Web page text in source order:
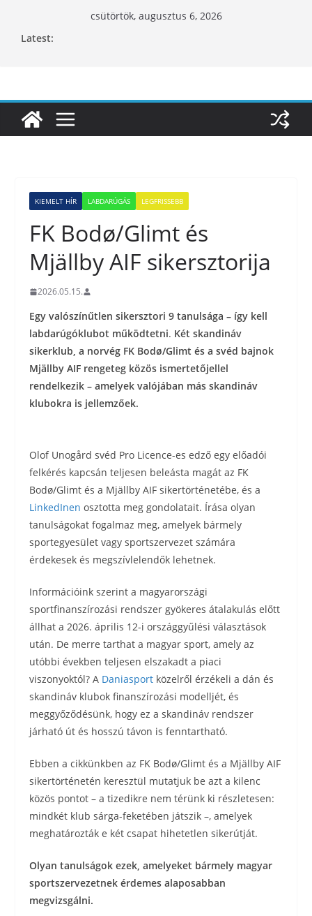
csütörtök, augusztus 6, 2026
Latest:
KIEMELT HÍR LABDARÚGÁS LEGFRISSEBB
FK Bodø/Glimt és
Mjällby AIF sikersztorija
2026.05.15.
Egy valószínűtlen sikersztori 9 tanulsága – így kell
labdarúgóklubot működtetni. Két skandináv
sikerklub, a norvég FK Bodø/Glimt és a svéd bajnok
Mjällby AIF rengeteg közös ismertetőjellel
rendelkezik – amelyek valójában más skandináv
klubokra is jellemzőek.
Olof Unogård svéd Pro Licence-es edző egy előadói
felkérés kapcsán teljesen beleásta magát az FK
Bodø/Glimt és a Mjällby AIF sikertörténetébe, és a
LinkedInen osztotta meg gondolatait. Írása olyan
tanulságokat fogalmaz meg, amelyek bármely
sportegyesület vagy sportszervezet számára
érdekesek és megszívlelendők lehetnek.
Információink szerint a magyarországi
sportfinanszírozási rendszer gyökeres átalakulás előtt
állhat a 2026. április 12-i országgyűlési választások
után. De merre tarthat a magyar sport, amely az
utóbbi években teljesen elszakadt a piaci
viszonyoktól? A Daniasport közelről érzékeli a dán és
skandináv klubok finanszírozási modelljét, és
meggyőződésünk, hogy ez a skandináv rendszer
járható út és hosszú távon is fenntartható.
Ebben a cikkünkben az FK Bodø/Glimt és a Mjällby AIF
sikertörténetén keresztül mutatjuk be azt a kilenc
közös pontot – a tizedikre nem térünk ki részletesen:
mindkét klub sárga-feketében játszik –, amelyek
meghatározták e két csapat hihetetlen sikerútját.
Olyan tanulságok ezek, amelyeket bármely magyar
sportszervezetnek érdemes alaposabban
megvizsgálni.